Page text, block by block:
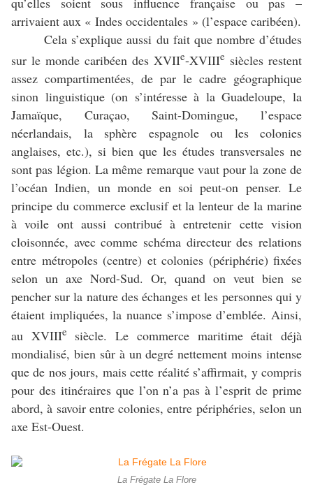
arrivaient aux « Indes occidentales » (l’espace caribéen).
Cela s’explique aussi du fait que nombre d’études
sur le monde caribéen des XVIIe-XVIIIe siècles restent
assez compartimentées, de par le cadre géographique
sinon linguistique (on s’intéresse à la Guadeloupe, la
Jamaïque, Curaçao, Saint-Domingue, l’espace
néerlandais, la sphère espagnole ou les colonies
anglaises, etc.), si bien que les études transversales ne
sont pas légion. La même remarque vaut pour la zone de
l’océan Indien, un monde en soi peut-on penser. Le
principe du commerce exclusif et la lenteur de la marine
à voile ont aussi contribué à entretenir cette vision
cloisonnée, avec comme schéma directeur des relations
entre métropoles (centre) et colonies (périphérie) fixées
selon un axe Nord-Sud. Or, quand on veut bien se
pencher sur la nature des échanges et les personnes qui y
étaient impliquées, la nuance s’impose d’emblée. Ainsi,
au XVIIIesiècle. Le commerce maritime était déjà
mondialisé, bien sûr à un degré nettement moins intense
que de nos jours, mais cette réalité s’affirmait, y compris
pour des itinéraires que l’on n’a pas à l’esprit de prime
abord, à savoir entre colonies, entre périphéries, selon un
axe Est-Ouest.
La Frégate La Flore